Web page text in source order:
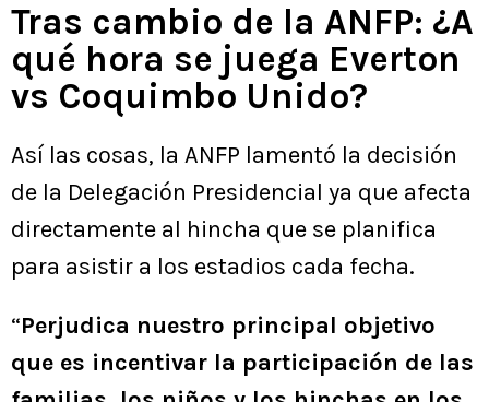
Tras cambio de la ANFP: ¿A
qué hora se juega Everton
vs Coquimbo Unido?
Así las cosas, la ANFP lamentó la decisión
de la Delegación Presidencial ya que afecta
directamente al hincha que se planifica
para asistir a los estadios cada fecha.
“Perjudica nuestro principal objetivo
que es incentivar la participación de las